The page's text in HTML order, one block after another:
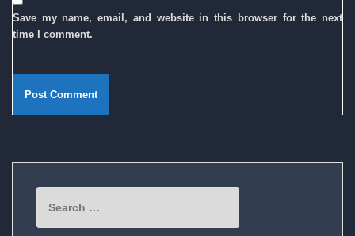
Save my name, email, and website in this browser for the next
time I comment.
for: